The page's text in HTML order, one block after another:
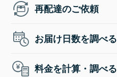
再配達のご依頼
お届け日数を調べる
料金を計算・調べる